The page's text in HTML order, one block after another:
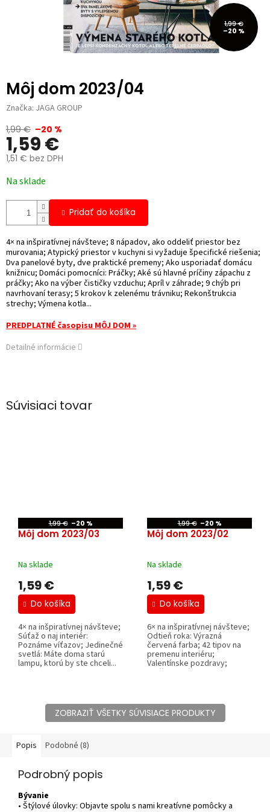
1,99 €
–20 %
Môj dom 2023/04
Značka: JAGA GROUP
1,99 € –20 %
1,59 €
1,51 € bez DPH
cena:
Na sklade
Pridať do košíka
4× na inšpiratívnej návšteve; 8 nápadov, ako oddeliť priestor bez
murovania; Atypický priestor v kuchyni si vyžaduje špecifické riešenia;
Dva panelové byty, dve praktické premeny; Ako usporiadať domácu
knižnicu; Domáci pomocníci: Práčky; Aké sú hlavné príčiny zápachu z
práčky; Ako na výber čističky vzduchu; Apríl v záhrade; 9 chýb pri
navrhovaní terasy; 5 krokov k zelenému trávniku; Rekonštrukcia
strechy; Výmena kotla...
PREDPLATNÉ časopisu MÔJ DOM »
Detailné informácie
Súvisiaci tovar
1,99 € –20 %
Môj dom 2023/03
Na sklade
1,59 €
Do košíka
4× na inšpiratívnej návšteve;
Súťaž o naj interiér:
Poznáme víťazov; Jedinečné
svetlá: Máte doma starú
lampu, ktorú by ste chceli...
1,99 € –20 %
Môj dom 2023/02
Na sklade
1,59 €
Do košíka
6× na inšpiratívnej návšteve;
Odtieň roka: Výrazná
červená farba; 42 tipov na
premenu interiéru;
Valentínske pozdravy;
Darčeky z lásky:...
ZOBRAZIŤ VŠETKY SÚVISIACE PRODUKTY
Popis Podobné (8)
Podrobný popis
Bývanie
• Štýlové úlovky: Objavte spolu s nami kreatívne pomôcky a